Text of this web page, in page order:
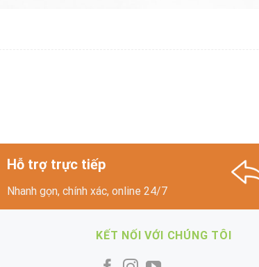
Hỗ trợ trực tiếp
Nhanh gọn, chính xác, online 24/7
KẾT NỐI VỚI CHÚNG TÔI